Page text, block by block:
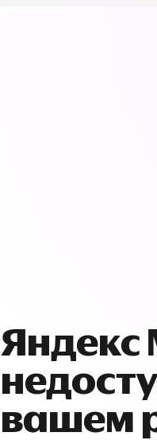
Яндекс
вашем